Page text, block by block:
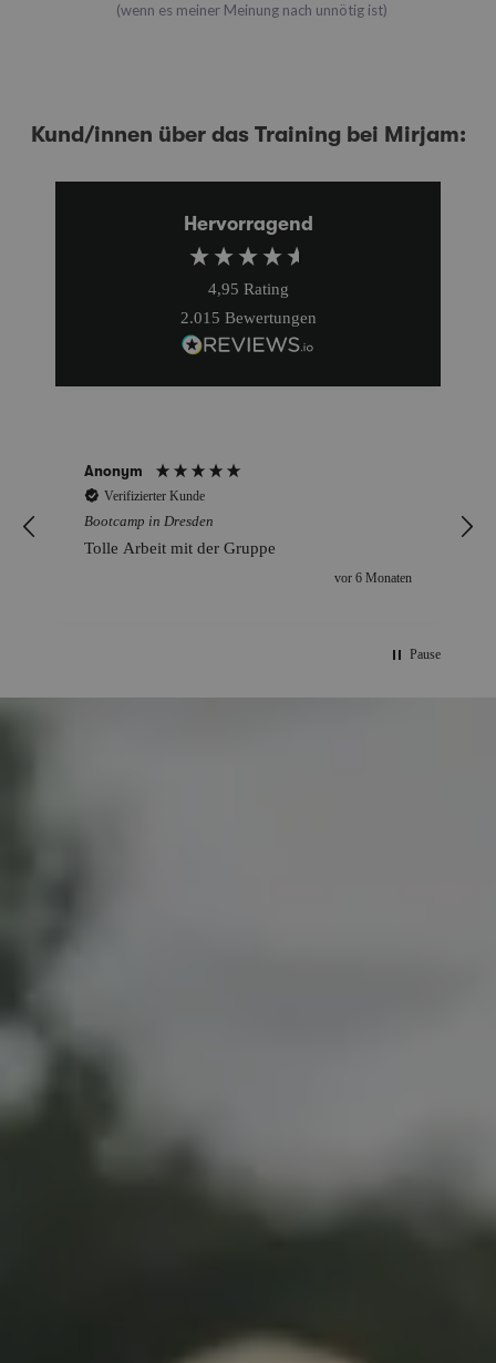
(wenn es meiner Meinung nach unnötig ist)
Kund/innen über das Training bei Mirjam:
Hervorragend
4,95 Rating
2.015 Bewertungen
Anonym
Verifizierter Kunde
Bootcamp in Dresden
Tolle Arbeit mit der Gruppe
vor 6 Monaten
Pause